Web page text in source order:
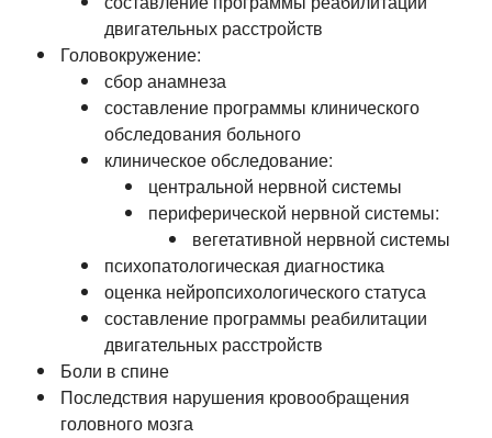
двигательных расстройств
Головокружение:
сбор анамнеза
составление программы клинического
обследования больного
клиническое обследование:
центральной нервной системы
периферической нервной системы:
вегетативной нервной системы
психопатологическая диагностика
оценка нейропсихологического статуса
составление программы реабилитации
двигательных расстройств
Боли в спине
Последствия нарушения кровообращения
головного мозга